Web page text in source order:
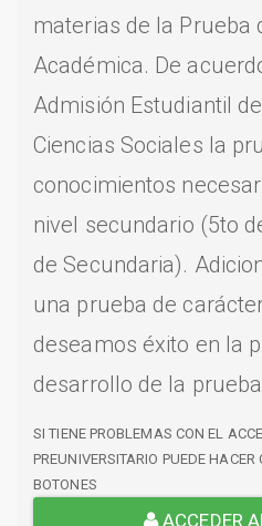
materias de la Prueba
Académica. De
Admisión Estudiantil
Ciencias Sociales la
conocimientos
nivel secundario (5to
de Secundaria).
una prueba de
deseamos éxito en la
desarrollo de la
SI TIENE PROBLEMAS CON EL
PREUNIVERSITARIO PUEDE HACER
BOTONES
ACCEDER